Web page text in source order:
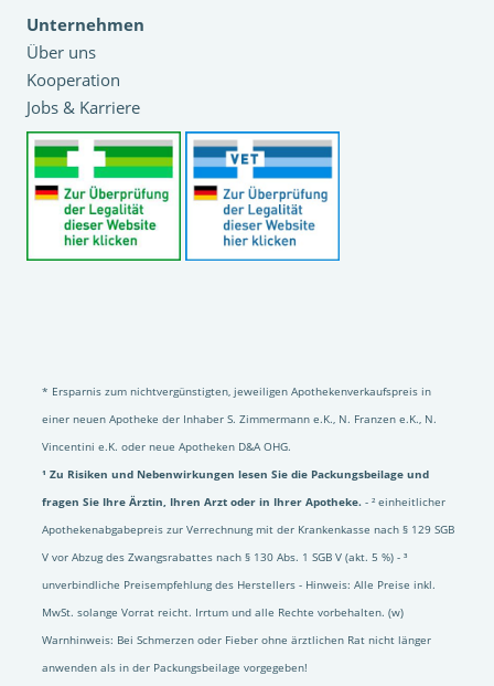
Unternehmen
Über uns
Kooperation
Jobs & Karriere
* Ersparnis zum nichtvergünstigten, jeweiligen Apothekenverkaufspreis in
einer neuen Apotheke der Inhaber S. Zimmermann e.K., N. Franzen e.K., N.
Vincentini e.K. oder neue Apotheken D&A OHG.
¹ Zu Risiken und Nebenwirkungen lesen Sie die Packungsbeilage und
fragen Sie Ihre Ärztin, Ihren Arzt oder in Ihrer Apotheke. - ² einheitlicher
Apothekenabgabepreis zur Verrechnung mit der Krankenkasse nach § 129 SGB
V vor Abzug des Zwangsrabattes nach § 130 Abs. 1 SGB V (akt. 5 %) - ³
unverbindliche Preisempfehlung des Herstellers - Hinweis: Alle Preise inkl.
MwSt. solange Vorrat reicht. Irrtum und alle Rechte vorbehalten. (w)
Warnhinweis: Bei Schmerzen oder Fieber ohne ärztlichen Rat nicht länger
anwenden als in der Packungsbeilage vorgegeben!